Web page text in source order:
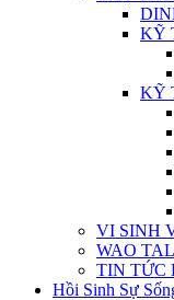
KỸ
KỸ
VI SINH
WAO
TIN TỨC
Hồi Sinh Sự